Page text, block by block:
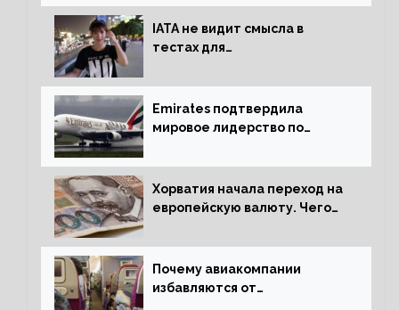
IATA не видит смысла в
тестах для
Emirates подтвердила
мировое лидерство по
Хорватия начала переход на
европейскую валюту. Чего
Почему авиакомпании
избавляются от